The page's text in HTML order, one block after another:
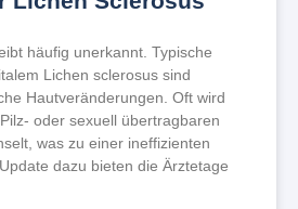
häufig unerkannt. Typische
Lichen sclerosus sind
Hautveränderungen. Oft wird
oder sexuell übertragbaren
was zu einer ineffizienten
dazu bieten die Ärztetage